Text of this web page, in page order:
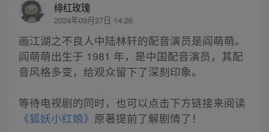
绯红玫瑰
2024年09月27日 14:26
画江湖之不良人中陆林轩的配音演员是阎萌萌。
阎萌萌出生于 1981 年，是中国配音演员，其配
音风格多变，给观众留下了深刻印象。
等待电视剧的同时，也可以点击下方链接来阅读
《狐妖小红娘》 原著提前了解剧情了！